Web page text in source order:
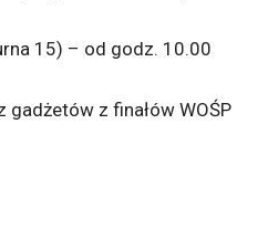
15) – od godz. 10.00
z finałów WOŚP